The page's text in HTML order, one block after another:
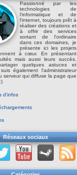
Passionné par les
technologies de
l'informatique et de
l'internet, toujours prêt à
réaliser des créations et
à offrir des services
sortant de l'ordinaire
dans ces domaines, je
présente ici les projets
à cœur. En présentant
mais aussi leurs succès,
quelques astuces et
également l'administrateur
serveur qui diffuse la page que
d'infos
Réseaux sociaux